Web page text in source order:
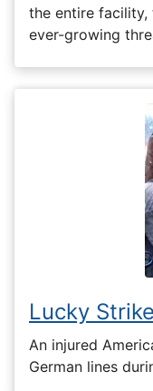
the entire
ever-growing
Lucky
An injured
German lines